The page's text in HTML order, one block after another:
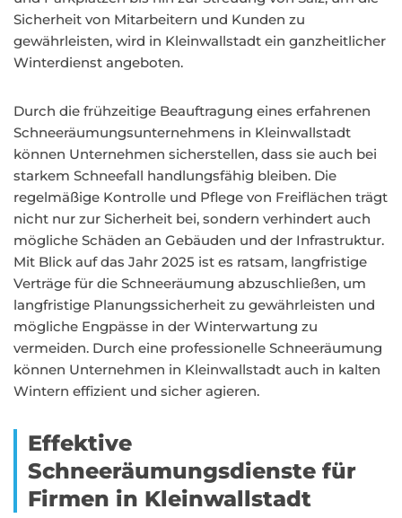
Sicherheit von Mitarbeitern und Kunden zu
gewährleisten, wird in Kleinwallstadt ein ganzheitlicher
Winterdienst angeboten.
Durch die frühzeitige Beauftragung eines erfahrenen
Schneeräumungsunternehmens in Kleinwallstadt
können Unternehmen sicherstellen, dass sie auch bei
starkem Schneefall handlungsfähig bleiben. Die
regelmäßige Kontrolle und Pflege von Freiflächen trägt
nicht nur zur Sicherheit bei, sondern verhindert auch
mögliche Schäden an Gebäuden und der Infrastruktur.
Mit Blick auf das Jahr 2025 ist es ratsam, langfristige
Verträge für die Schneeräumung abzuschließen, um
langfristige Planungssicherheit zu gewährleisten und
mögliche Engpässe in der Winterwartung zu
vermeiden. Durch eine professionelle Schneeräumung
können Unternehmen in Kleinwallstadt auch in kalten
Wintern effizient und sicher agieren.
Effektive
Schneeräumungsdienste für
Firmen in Kleinwallstadt